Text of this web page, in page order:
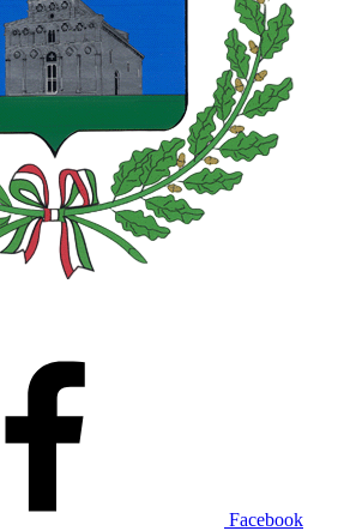
Facebook